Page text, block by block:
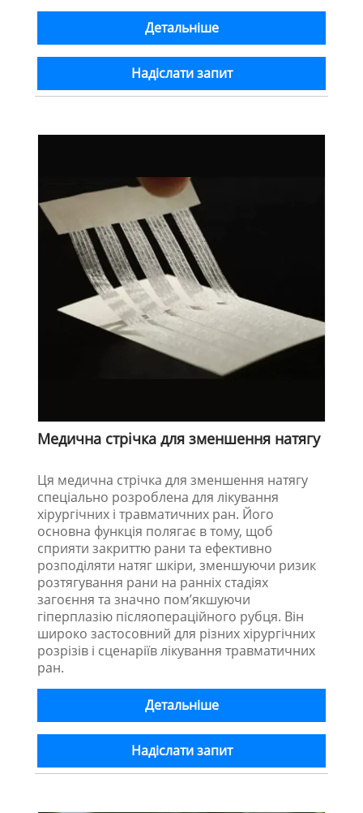
Детальніше
Надіслати запит
Медична стрічка для зменшення натягу
Ця медична стрічка для зменшення натягу
спеціально розроблена для лікування
хірургічних і травматичних ран. Його
основна функція полягає в тому, щоб
сприяти закриттю рани та ефективно
розподіляти натяг шкіри, зменшуючи ризик
розтягування рани на ранніх стадіях
загоєння та значно пом’якшуючи
гіперплазію післяопераційного рубця. Він
широко застосовний для різних хірургічних
розрізів і сценаріїв лікування травматичних
ран.
Детальніше
Надіслати запит